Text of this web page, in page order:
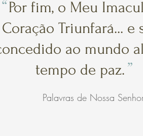
“Por fim, o Meu
Coração Triunfará... e
ao mundo
tempo de paz.”
Palavras de Nossa